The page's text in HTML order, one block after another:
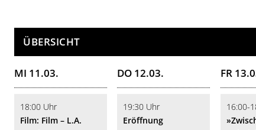
ÜBERSICHT
MI 11.03.
18:00 Uhr
Film: Film – L.A.
DO 12.03.
19:30 Uhr
Eröffnung
FR
16:00-